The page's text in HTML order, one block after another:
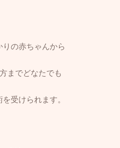
りの赤ちゃんから
までどなたでも
受けられます。